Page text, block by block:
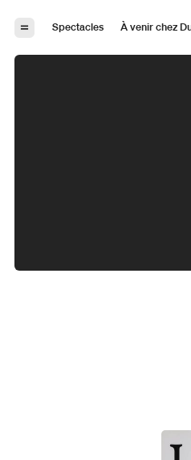
Spectacles
À venir chez